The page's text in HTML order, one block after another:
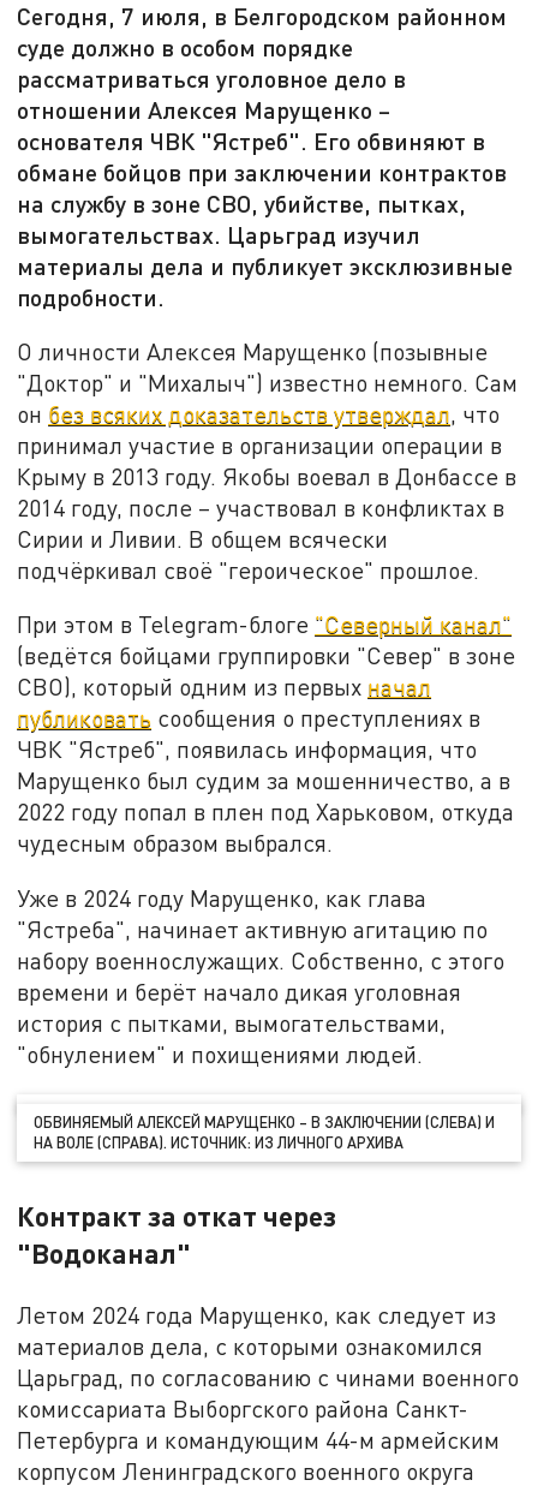
Сегодня, 7 июля, в Белгородском районном
суде должно в особом порядке
рассматриваться уголовное дело в
отношении Алексея Марущенко –
основателя ЧВК "Ястреб". Его обвиняют в
обмане бойцов при заключении контрактов
на службу в зоне СВО, убийстве, пытках,
вымогательствах. Царьград изучил
материалы дела и публикует эксклюзивные
подробности.
О личности Алексея Марущенко (позывные
"Доктор" и "Михалыч") известно немного. Сам
он без всяких доказательств утверждал, что
принимал участие в организации операции в
Крыму в 2013 году. Якобы воевал в Донбассе в
2014 году, после – участвовал в конфликтах в
Сирии и Ливии. В общем всячески
подчёркивал своё "героическое" прошлое.
При этом в Telegram-блоге "Северный канал"
(ведётся бойцами группировки "Север" в зоне
СВО), который одним из первых начал
публиковать сообщения о преступлениях в
ЧВК "Ястреб", появилась информация, что
Марущенко был судим за мошенничество, а в
2022 году попал в плен под Харьковом, откуда
чудесным образом выбрался.
Уже в 2024 году Марущенко, как глава
"Ястреба", начинает активную агитацию по
набору военнослужащих. Собственно, с этого
времени и берёт начало дикая уголовная
история с пытками, вымогательствами,
"обнулением" и похищениями людей.
ОБВИНЯЕМЫЙ АЛЕКСЕЙ МАРУЩЕНКО – В ЗАКЛЮЧЕНИИ (СЛЕВА) И
НА ВОЛЕ (СПРАВА). ИСТОЧНИК: ИЗ ЛИЧНОГО АРХИВА
Контракт за откат через
"Водоканал"
Летом 2024 года Марущенко, как следует из
материалов дела, с которыми ознакомился
Царьград, по согласованию с чинами военного
комиссариата Выборгского района Санкт-
Петербурга и командующим 44-м армейским
корпусом Ленинградского военного округа